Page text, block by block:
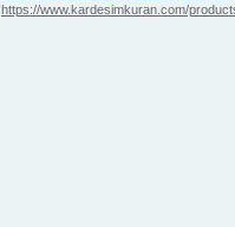
https://www.kardesimkuran.com/